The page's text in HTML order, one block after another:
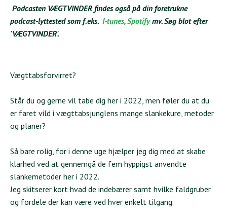
Podcasten VÆGTVINDER findes også på din foretrukne
podcast-lyttested som f.eks. I-tunes, Spotify mv. Søg blot efter
'VÆGTVINDER'.
Vægttabsforvirret?
Står du og gerne vil tabe dig her i 2022, men føler du at du
er faret vild i vægttabsjunglens mange slankekure, metoder
og planer?
Så bare rolig, for i denne uge hjælper jeg dig med at skabe
klarhed ved at gennemgå de fem hyppigst anvendte
slankemetoder her i 2022.
Jeg skitserer kort hvad de indebærer samt hvilke faldgruber
og fordele der kan være ved hver enkelt tilgang.